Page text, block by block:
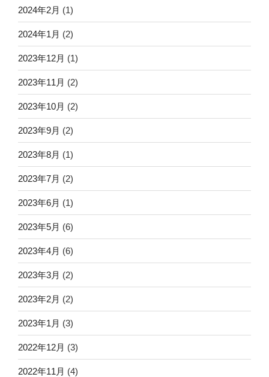
2024年2月 (1)
2024年1月 (2)
2023年12月 (1)
2023年11月 (2)
2023年10月 (2)
2023年9月 (2)
2023年8月 (1)
2023年7月 (2)
2023年6月 (1)
2023年5月 (6)
2023年4月 (6)
2023年3月 (2)
2023年2月 (2)
2023年1月 (3)
2022年12月 (3)
2022年11月 (4)